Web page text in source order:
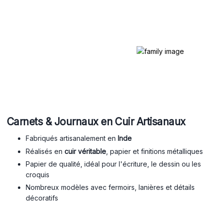
Carnets & Journaux en Cuir Artisanaux
Fabriqués artisanalement en Inde
Réalisés en cuir véritable, papier et finitions métalliques
Papier de qualité, idéal pour l'écriture, le dessin ou les
croquis
Nombreux modèles avec fermoirs, lanières et détails
décoratifs